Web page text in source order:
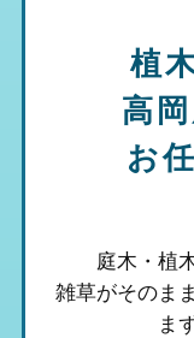
植
高
お
庭木・植
雑草がそのまま
ま